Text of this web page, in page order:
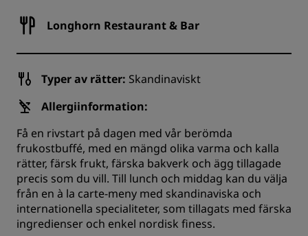
Longhorn Restaurant & Bar
Typer av rätter: Skandinaviskt
Allergiinformation:
Få en rivstart på dagen med vår berömda
frukostbuffé, med en mängd olika varma och kalla
rätter, färsk frukt, färska bakverk och ägg tillagade
precis som du vill. Till lunch och middag kan du välja
från en à la carte-meny med skandinaviska och
internationella specialiteter, som tillagats med färska
ingredienser och enkel nordisk finess.